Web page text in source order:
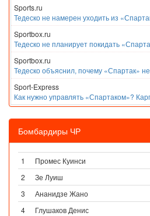
Sports.ru
Тедеско не намерен уходить из
Sportbox.ru
Тедеско не планирует покидать
Sportbox.ru
Тедеско объяснил, почему «Спартак»
Sport-Express
Как нужно управлять «Спартаком»?
Бомбардиры ЧР
1 Промес Куинси
2
Зе Луиш
3
Ананидзе Жано
4
Глушаков Денис